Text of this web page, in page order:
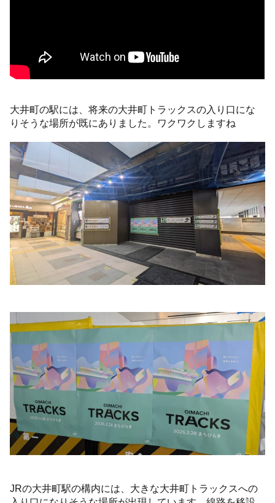
大井町の駅には、将来の大井町トラックスの入り口にな
りそうな場所が既にありました。ワクワクしますね
JRの大井町駅の構内には、大きな大井町トラックスへの